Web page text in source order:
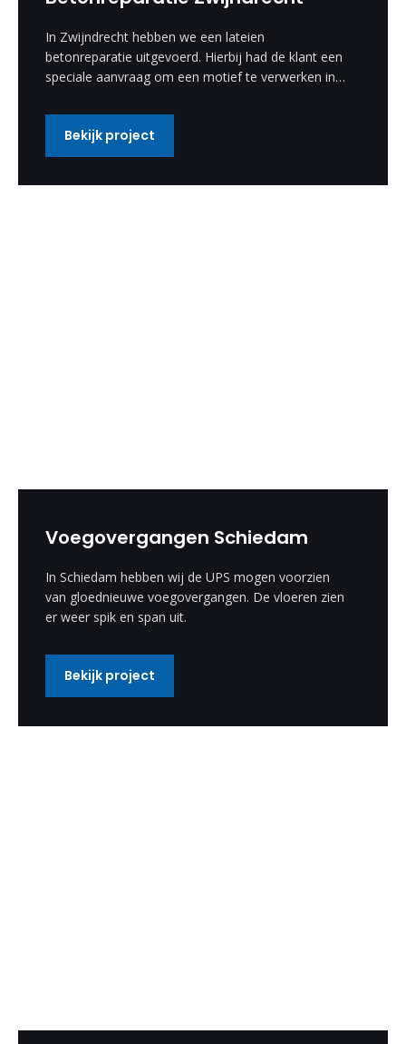
In Zwijndrecht hebben we een lateien
betonreparatie uitgevoerd. Hierbij had de klant een
speciale aanvraag om een motief te verwerken in
uitgevoerd en is een enorm mooi resultaat
geworden.
Bekijk project
Voegovergangen Schiedam
In Schiedam hebben wij de UPS mogen voorzien
van gloednieuwe voegovergangen. De vloeren zien
er weer spik en span uit.
Bekijk project